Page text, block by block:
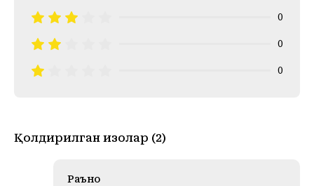
0
0
0
Қолдирилган изоҳлар (2)
Раъно